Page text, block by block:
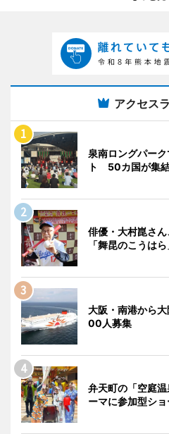
アクセス
泉南ロングパー
ト 50カ国が集
俳優・大村崑さ
「舞昆のこうは
大阪・南港から
00人募集
弁天町の「空庭
ーマに参加型シ